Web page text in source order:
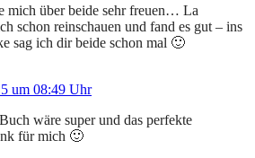
mich über beide sehr freuen… La
schon reinschauen und fand es gut – ins
sag ich dir beide schon mal 🙂
um 08:49 Uhr
wäre super und das perfekte
für mich 🙂